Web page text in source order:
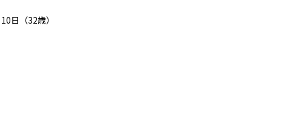
日（32歳）